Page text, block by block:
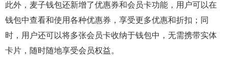
此外，麦子钱包还新增了优惠券和会员卡功能，用户可以在
钱包中查看和使用各种优惠券，享受更多优惠和折扣；同
时，用户还可以将多张会员卡收纳于钱包中，无需携带实体
卡片，随时随地享受会员权益。